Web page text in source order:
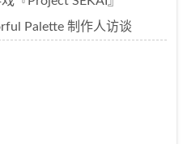
Palette 制作人访谈